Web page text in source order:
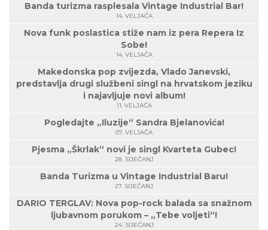
Banda turizma rasplesala Vintage Industrial Bar!
14. VELJAČA
Nova funk poslastica stiže nam iz pera Repera Iz
Sobe!
14. VELJAČA
Makedonska pop zvijezda, Vlado Janevski,
predstavlja drugi službeni singl na hrvatskom jeziku
i najavljuje novi album!
11. VELJAČA
Pogledajte „Iluzije“ Sandra Bjelanovića!
07. VELJAČA
Pjesma „Škrlak“ novi je singl Kvarteta Gubec!
28. SIJEČANJ
Banda Turizma u Vintage Industrial Baru!
27. SIJEČANJ
DARIO TERGLAV: Nova pop-rock balada sa snažnom
ljubavnom porukom – „Tebe voljeti“!
24. SIJEČANJ